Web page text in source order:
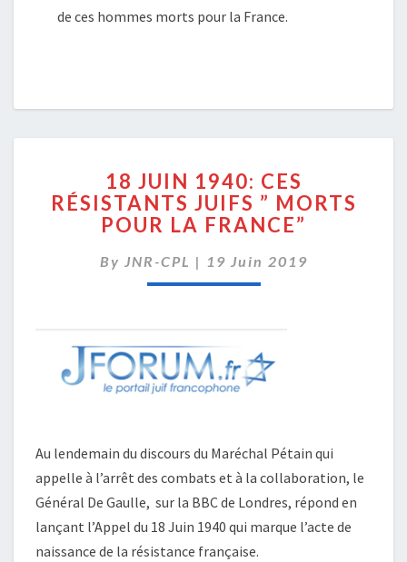
de ces hommes morts pour la France.
JUIN
1940:
CES
JUIFS
”
FRANCE”
18 JUIN 1940: CES
RÉSISTANTS JUIFS ” MORTS
POUR LA FRANCE”
By JNR-CPL | 19 Juin 2019
Au lendemain du discours du Maréchal Pétain qui
appelle à l’arrêt des combats et à la collaboration, le
Général De Gaulle, sur la BBC de Londres, répond en
lançant l’Appel du 18 Juin 1940 qui marque l’acte de
naissance de la résistance française.